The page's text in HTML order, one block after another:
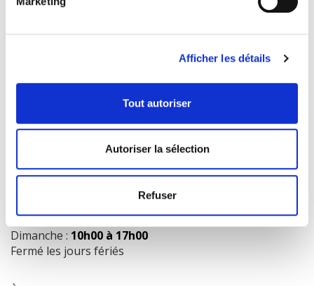
Afficher les détails
Tout autoriser
Autoriser la sélection
Refuser
1073 route de l'Église, Québec, QC G1V 3W2
HEURES D'OUVERTURE
9h00 à 18h00
9h00 à 21h00
Samedi:9h00 à 17h00
Dimanche : 10h00 à 17h00
Fermé les jours fériés